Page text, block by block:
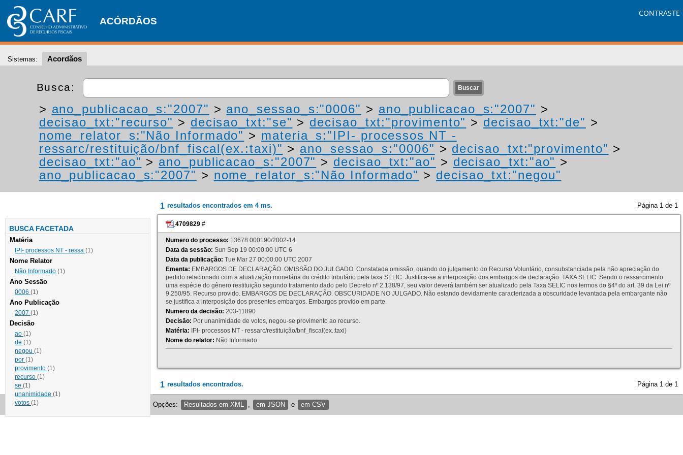
ACÓRDÃOS
CONTRASTE
Sistemas: Acordãos
Busca:
> ano_publicacao_s:"2007" > ano_sessao_s:"0006" > ano_publicacao_s:"2007" >
decisao_txt:"recurso" > decisao_txt:"se" > decisao_txt:"provimento" > decisao_txt:"de" >
nome_relator_s:"Não Informado" > materia_s:"IPI- processos NT -
ressarc/restituição/bnf_fiscal(ex.:taxi)" > ano_sessao_s:"0006" > decisao_txt:"provimento" >
decisao_txt:"ao" > ano_publicacao_s:"2007" > decisao_txt:"ao" > decisao_txt:"ao" >
ano_publicacao_s:"2007" > nome_relator_s:"Não Informado" > decisao_txt:"negou"
BUSCA FACETADA
Matéria
IPI- processos NT - ressa (1)
Nome Relator
Não Informado (1)
Ano Sessão
0006 (1)
Ano Publicação
2007 (1)
Decisão
ao (1)
de (1)
negou (1)
por (1)
provimento (1)
recurso (1)
se (1)
unanimidade (1)
votos (1)
1 resultados encontrados em 4 ms. Página 1 de 1
4709829 #
Numero do processo: 13678.000190/2002-14
Data da sessão: Sun Sep 19 00:00:00 UTC 6
Data da publicação: Tue Mar 27 00:00:00 UTC 2007
Ementa: EMBARGOS DE DECLARAÇÃO. OMISSÃO DO JULGADO. Constatada omissão, quando do julgamento do Recurso Voluntário, consubstanciada pela não apreciação do
pedido relacionado com a atualização monetária do crédito tributário pela taxa SELIC. Justifica-se a interposição dos embargos de declaração. TAXA SELIC. Sendo o ressarcimento
uma espécie do gênero restituição segundo tratamento dado pelo Decreto nº 2.138/97, seu valor deverá também ser atualizado pela Taxa SELIC nos termos do §4º do art. 39 da Lei nº
9.250/95. Recurso provido. EMBARGOS DE DECLARAÇÃO. OBSCURIDADE NO JULGADO. Não estando devidamente caracterizada a obscuridade levantada pela embargante não
se justifica a interposição dos presentes embargos. Embargos provido em parte.
Numero da decisão: 203-11890
Decisão: Por unanimidade de votos, negou-se provimento ao recurso.
Matéria: IPI- processos NT - ressarc/restituição/bnf_fiscal(ex.:taxi)
Nome do relator: Não Informado
1 resultados encontrados. Página 1 de 1
Opções: Resultados em XML em JSON e em CSV